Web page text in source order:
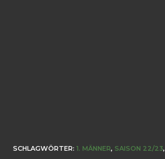
SCHLAGWÖRTER:1. MÄNNER, SAISON 22/23,